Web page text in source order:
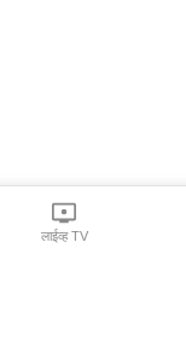
लाईव्ह TV